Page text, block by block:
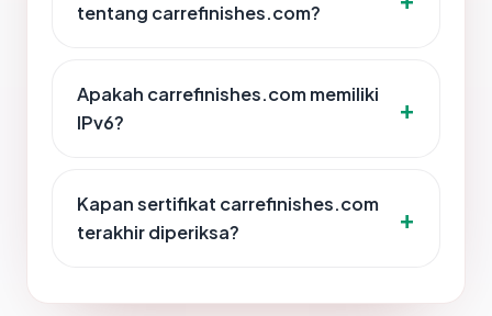
tentang carrefinishes.com?
Apakah carrefinishes.com memiliki
IPv6?
Kapan sertifikat carrefinishes.com
terakhir diperiksa?